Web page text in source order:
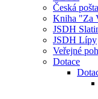
Česká pošta
Kniha "Za
JSDH
JSDH Lípy
Veřejné
Dotace